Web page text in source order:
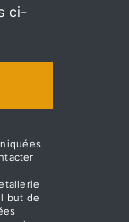
ci-
but de